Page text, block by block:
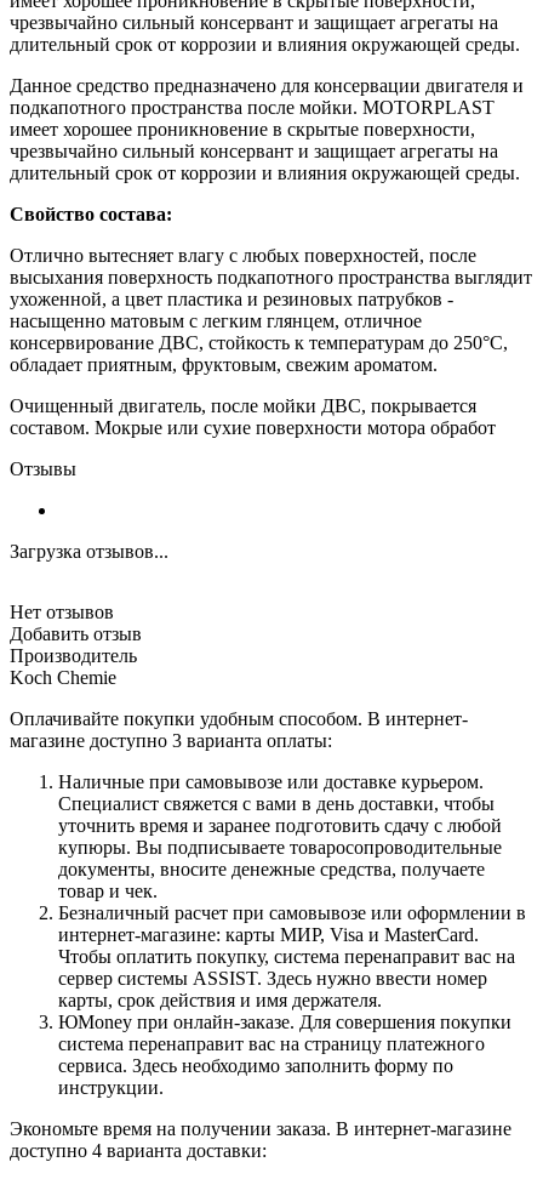
чрезвычайно сильный консервант и защищает агрегаты на
длительный срок от коррозии и влияния окружающей среды.
Данное средство предназначено для консервации двигателя и
подкапотного пространства после мойки. MOTORPLAST
имеет хорошее проникновение в скрытые поверхности,
чрезвычайно сильный консервант и защищает агрегаты на
длительный срок от коррозии и влияния окружающей среды.
Свойство состава:
Отлично вытесняет влагу с любых поверхностей, после
высыхания поверхность подкапотного пространства выглядит
ухоженной, а цвет пластика и резиновых патрубков -
насыщенно матовым с легким глянцем, отличное
консервирование ДВС, стойкость к температурам до 250°C,
обладает приятным, фруктовым, свежим ароматом.
Очищенный двигатель, после мойки ДВС, покрывается
составом. Мокрые или сухие поверхности мотора обработ
Отзывы
Загрузка отзывов...
Нет отзывов
Добавить отзыв
Производитель
Koch Chemie
Оплачивайте покупки удобным способом. В интернет-
магазине доступно 3 варианта оплаты:
Наличные при самовывозе или доставке курьером.
Специалист свяжется с вами в день доставки, чтобы
уточнить время и заранее подготовить сдачу с любой
купюры. Вы подписываете товаросопроводительные
документы, вносите денежные средства, получаете
товар и чек.
Безналичный расчет при самовывозе или оформлении в
интернет-магазине: карты МИР, Visa и MasterCard.
Чтобы оплатить покупку, система перенаправит вас на
сервер системы ASSIST. Здесь нужно ввести номер
карты, срок действия и имя держателя.
ЮMoney при онлайн-заказе. Для совершения покупки
система перенаправит вас на страницу платежного
сервиса. Здесь необходимо заполнить форму по
инструкции.
Экономьте время на получении заказа. В интернет-магазине
доступно 4 варианта доставки: